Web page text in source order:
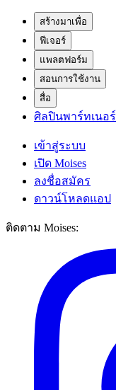
สร้างมาเพื่อ
ฟีเจอร์
แพลตฟอร์ม
สอนการใช้งาน
สื่อ
ศิลปินพาร์ทเนอร์
เข้าสู่ระบบ
เปิด Moises
ลงชื่อสมัคร
ดาวน์โหลดแอป
ติดตาม Moises: